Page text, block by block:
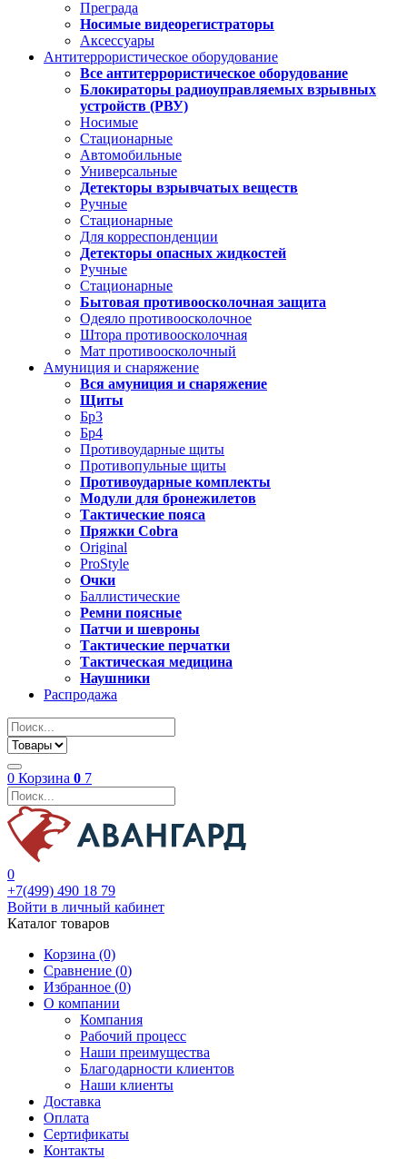
Преграда
Носимые видеорегистраторы
Аксессуары
Антитеррористическое оборудование
Все антитеррористическое оборудование
Блокираторы радиоуправляемых взрывных
устройств (РВУ)
Носимые
Стационарные
Автомобильные
Универсальные
Детекторы взрывчатых веществ
Ручные
Стационарные
Для корреспонденции
Детекторы опасных жидкостей
Ручные
Стационарные
Бытовая противоосколочная защита
Одеяло противоосколочное
Штора противоосколочная
Мат противоосколочный
Амуниция и снаряжение
Вся амуниция и снаряжение
Щиты
Бр3
Бр4
Противоударные щиты
Противопульные щиты
Противоударные комплекты
Модули для бронежилетов
Тактические пояса
Пряжки Cobra
Original
ProStyle
Очки
Баллистические
Ремни поясные
Патчи и шевроны
Тактические перчатки
Тактическая медицина
Наушники
Распродажа
0 Корзина 0 7
0
+7(499) 490 18 79
Войти в личный кабинет
Каталог товаров
Корзина (0)
Сравнение (0)
Избранное (0)
О компании
Компания
Рабочий процесс
Наши преимущества
Благодарности клиентов
Наши клиенты
Доставка
Оплата
Сертификаты
Контакты